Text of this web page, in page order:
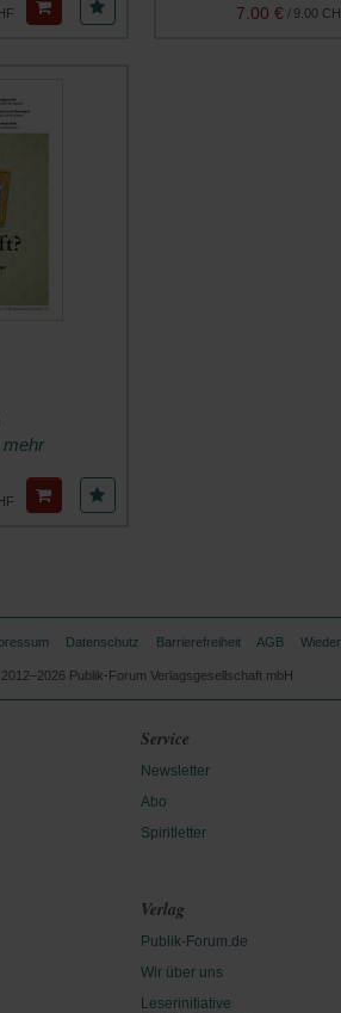
9.00
/
7.00 €
mehr
Datenschutz Barrierefreiheit AGB
Publik-Forum Verlagsgesellschaft mbH
Service
Newsletter
Abo
Spiritletter
Verlag
Publik-Forum.de
Wir über uns
Leserinitiative